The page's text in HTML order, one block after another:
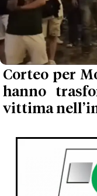
Corteo per
hanno
vittima